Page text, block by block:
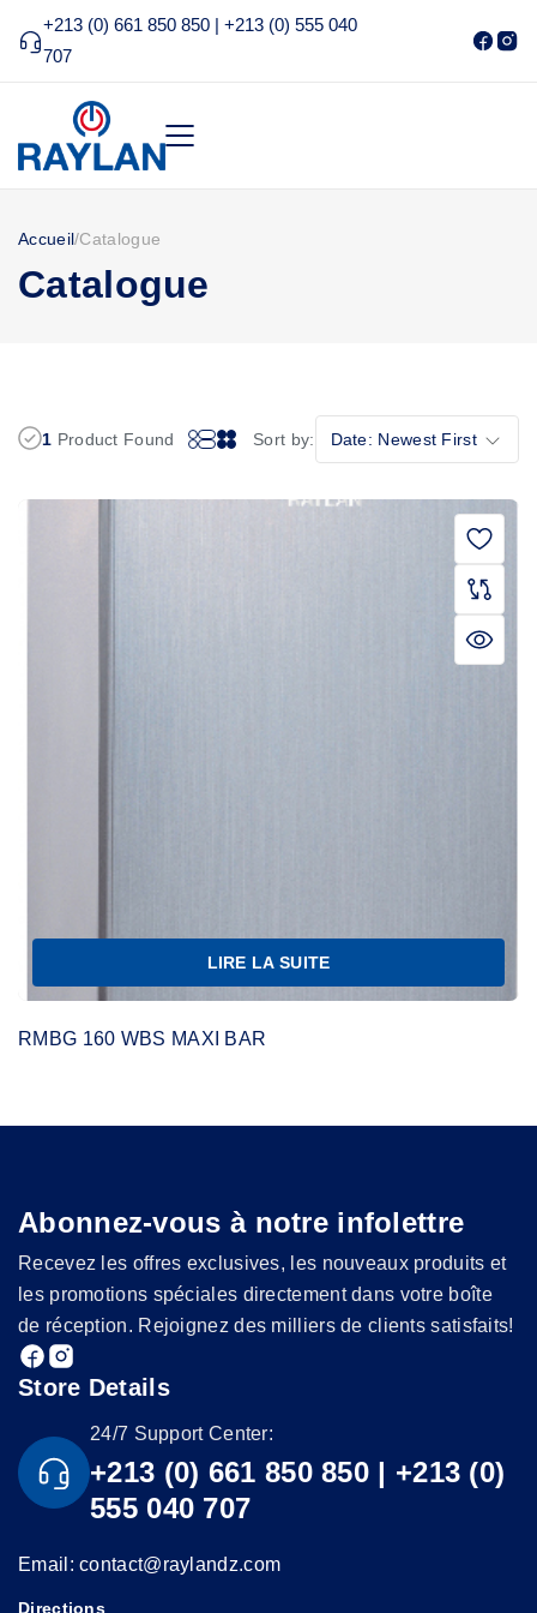
+213 (0) 661 850 850 | +213 (0) 555 040
707
Accueil/Catalogue
Catalogue
1 Product Found Sort by: Date: Newest First
LIRE LA SUITE
RMBG 160 WBS MAXI BAR
Abonnez-vous à notre infolettre
Recevez les offres exclusives, les nouveaux produits et
les promotions spéciales directement dans votre boîte
de réception. Rejoignez des milliers de clients satisfaits!
Store Details
24/7 Support Center:
+213 (0) 661 850 850 | +213 (0)
555 040 707
Email: contact@raylandz.com
Directions